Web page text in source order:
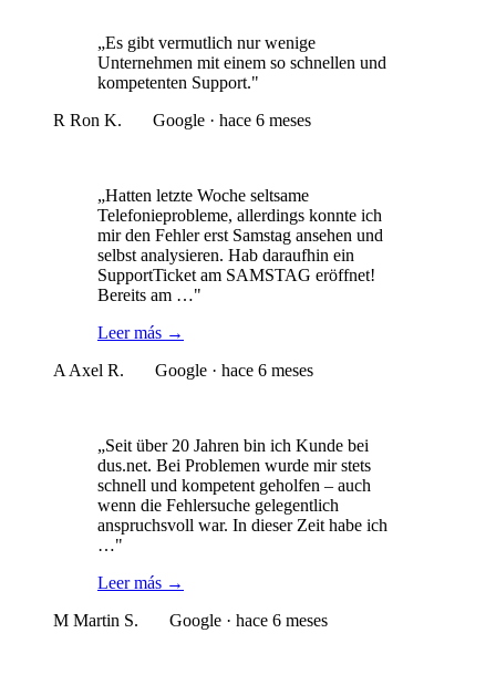
„Es gibt vermutlich nur wenige
Unternehmen mit einem so schnellen und
kompetenten Support."
R Ron K. Google · hace 6 meses
„Hatten letzte Woche seltsame
Telefonieprobleme, allerdings konnte ich
mir den Fehler erst Samstag ansehen und
selbst analysieren. Hab daraufhin ein
SupportTicket am SAMSTAG eröffnet!
Bereits am …"
Leer más →
A Axel R. Google · hace 6 meses
„Seit über 20 Jahren bin ich Kunde bei
dus.net. Bei Problemen wurde mir stets
schnell und kompetent geholfen – auch
wenn die Fehlersuche gelegentlich
anspruchsvoll war. In dieser Zeit habe ich
…"
Leer más →
M Martin S. Google · hace 6 meses